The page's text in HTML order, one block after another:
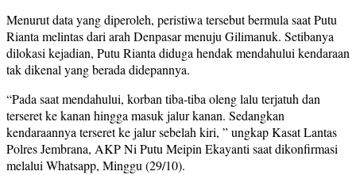
Menurut data yang diperoleh, peristiwa tersebut bermula saat Putu
Rianta melintas dari arah Denpasar menuju Gilimanuk. Setibanya
dilokasi kejadian, Putu Rianta diduga hendak mendahului kendaraan
tak dikenal yang berada didepannya.
“Pada saat mendahului, korban tiba-tiba oleng lalu terjatuh dan
terseret ke kanan hingga masuk jalur kanan. Sedangkan
kendaraannya terseret ke jalur sebelah kiri, ” ungkap Kasat Lantas
Polres Jembrana, AKP Ni Putu Meipin Ekayanti saat dikonfirmasi
melalui Whatsapp, Minggu (29/10).